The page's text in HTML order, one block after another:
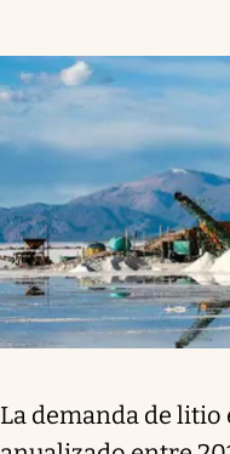
La demanda de litio